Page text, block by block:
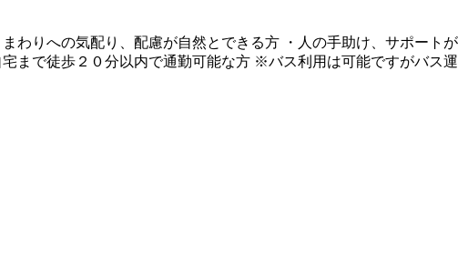
まわりへの気配り、配慮が自然とできる方 ・人の手助け、サポー
まで徒歩２０分以内で通勤可能な方 ※バス利用は可能ですがバス